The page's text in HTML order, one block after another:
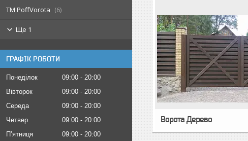
TM PoffVorota 6
Ще 1
ГРАФІК РОБОТИ
Понеділок 09:00
20:00
Вівторок
09:00
20:00
Середа
09:00
20:00
Четвер
09:00
20:00
Пʼятниця
09:00
20:00
Ворота Дерево